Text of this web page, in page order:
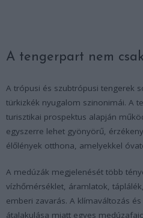
A tengerpart nem
A trópusi és szubtrópusi tengerek
türkizkék nyugalom szinonimái. A
turisztikai prospektus alapján
egyszerre lehet gyönyörű,
élőlények otthona, amelyekkel
A medúzák megjelenését több
vízhőmérséklet, áramlatok,
emberi zavarás. A klímaváltozás
átalakulása miatt egyes